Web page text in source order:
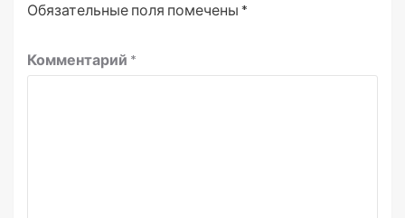
Обязательные поля помечены *
Комментарий *